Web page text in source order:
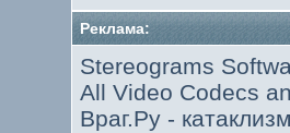
Реклама:
Stereograms
All Video Codecs
Враг.Ру -